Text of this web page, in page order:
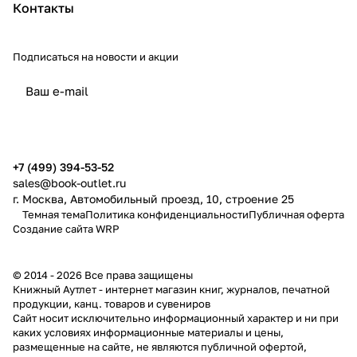
Контакты
Подписаться на новости и акции
+7 (499) 394-53-52
sales@book-outlet.ru
г. Москва, Автомобильный проезд, 10, строение 25
Темная темаПолитика конфиденциальностиПубличная оферта
Создание сайтаWRP
© 2014 - 2026 Все права защищены
Книжный Аутлет - интернет магазин книг, журналов, печатной
продукции, канц. товаров и сувениров
Cайт носит исключительно информационный характер и ни при
каких условиях информационные материалы и цены,
размещенные на сайте, не являются публичной офертой,